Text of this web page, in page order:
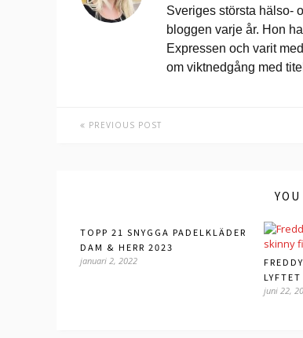
Sveriges största hälso-
bloggen varje år. Hon
Expressen och varit
om viktnedgång med
PREVIOUS POST
TOPP 21 SNYGGA PADELKLÄDER
DAM & HERR 2023
januari 2, 2022
juni 22,